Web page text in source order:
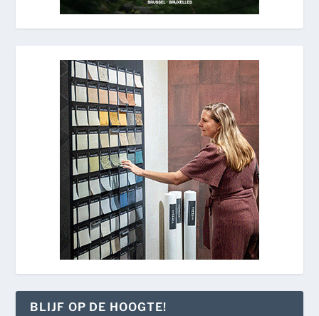
BLIJF OP DE HOOGTE!